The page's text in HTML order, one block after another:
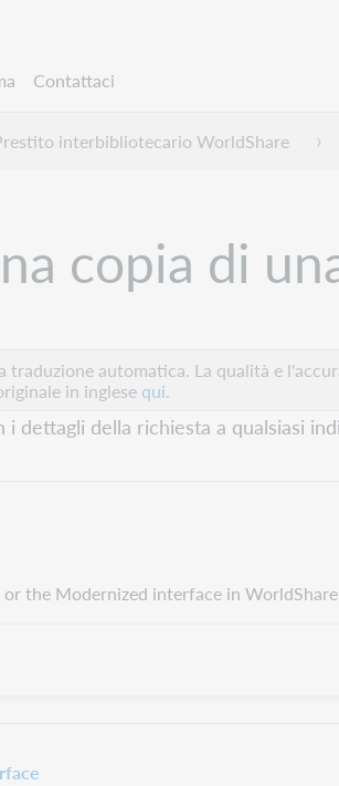
Contattaci
interbibliotecario WorldShare
copia di
traduzione automatica. La qualità e
in inglese qui.
dettagli della richiesta a qualsiasi
the Modernized interface in